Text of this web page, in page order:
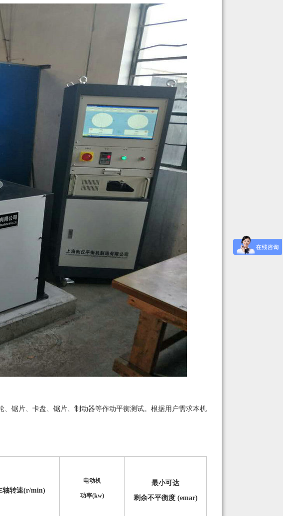
锯片、卡盘、锯片、制动器等作动平衡测试。根据用户需求本机
轴转速(r/min)
电动机
功率(kw)
最小可达
剩余不平衡度 (emar)